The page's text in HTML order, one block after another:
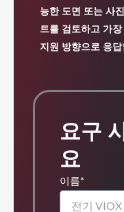
능한 도면 또는 사
트를 검토하고 가
지원 방향으로 응
요구
요
이름*